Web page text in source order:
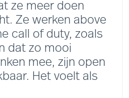
ze meer doen
Ze werken above
call of duty, zoals
dat zo mooi
mee, zijn open
Het voelt als